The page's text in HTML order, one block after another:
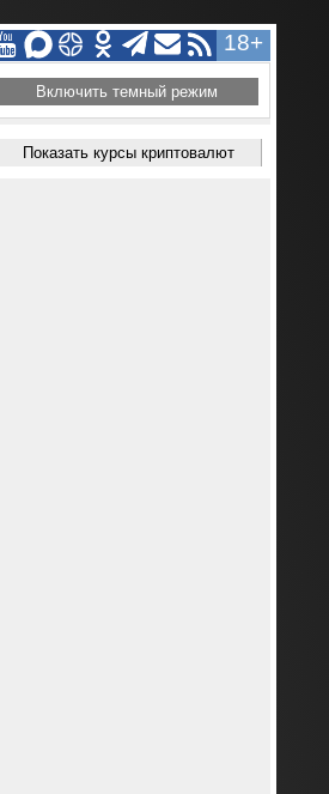
18+
Включить темный режим
Показать курсы криптовалют